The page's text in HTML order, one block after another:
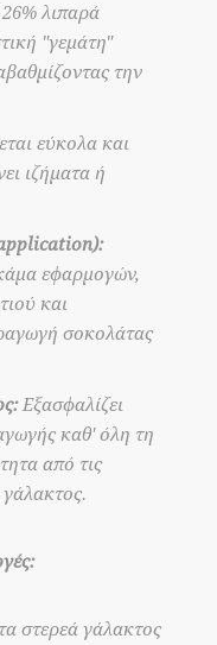
λιπαρά
"γεμάτη"
την
εύκολα και
ιζήματα ή
εφαρμογών,
και
σοκολάτας
Εξασφαλίζει
καθ' όλη τη
από τις
στερεά γάλακτος